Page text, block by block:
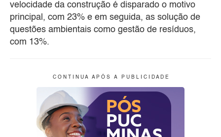
velocidade da construção é disparado o motivo
principal, com 23% e em seguida, as solução de
questões ambientais como gestão de resíduos,
com 13%.
C O N T I N U A A P Ó S A P U B L I C I D A D E